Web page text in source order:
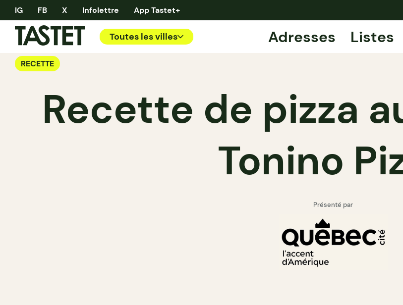
IG FB X Infolettre App Tastet+
Toutes les villes Adresses Listes
RECETTE
Recette de pizza
Tonino
Présenté par